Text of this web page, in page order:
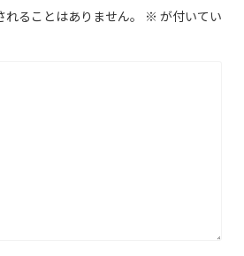
ることはありません。 ※ が付いてい